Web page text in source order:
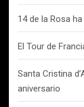
14 de la Rosa
El Tour de
Santa Cristina
aniversario